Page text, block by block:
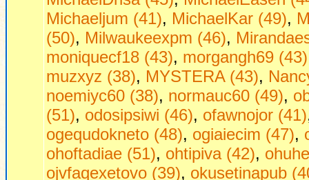
Michaeljum (41), MichaelKar (49),
(50), Milwaukeexpm (46),
moniquecf18 (43), morgangh69 (43)
muzxyz (38), MYSTERA (43),
noemiyc60 (38), normauc60 (49),
(51), odosipsiwi (46), ofawnojor (41)
ogequdokneto (48), ogiaiecim (47),
ohoftadiae (51), ohtipiva (42),
ojvfaqexetovo (39), okusetinapub